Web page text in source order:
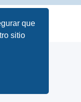
que
sitio